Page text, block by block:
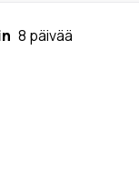
8 päivää